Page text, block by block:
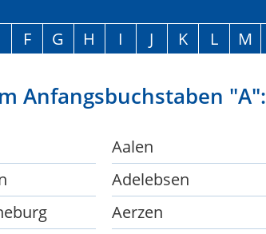
F G H I J K L M
Anfangsbuchstaben "A":
Aalen
Adelebsen
Aerzen